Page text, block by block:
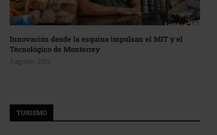
Innovación desde la esquina impulsan el MIT y el
Tecnológico de Monterrey
3 agosto, 2026
TURISMO